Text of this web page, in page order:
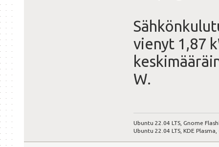
vienyt 1,87
W.
Ubuntu 22.04 LTS, Gnome
Ubuntu 22.04 LTS, KDE